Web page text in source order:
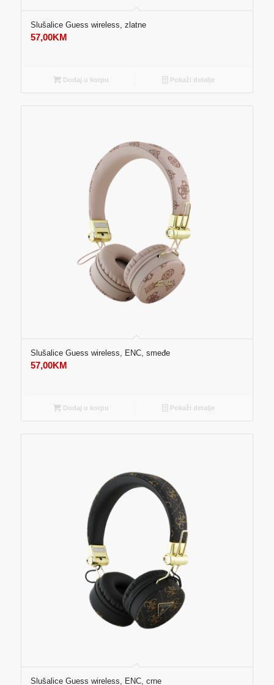
Slušalice Guess wireless, zlatne
57,00KM
Dodaj u korpu Pokaži detalje
Slušalice Guess wireless, ENC, smeđe
57,00KM
Dodaj u korpu Pokaži detalje
Slušalice Guess wireless, ENC, crne